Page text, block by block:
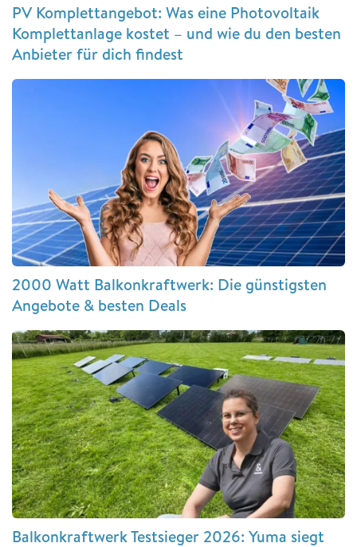
PV Komplettangebot: Was eine Photovoltaik
Komplettanlage kostet – und wie du den besten
Anbieter für dich findest
2000 Watt Balkonkraftwerk: Die günstigsten
Angebote & besten Deals
Balkonkraftwerk Testsieger 2026: Yuma siegt